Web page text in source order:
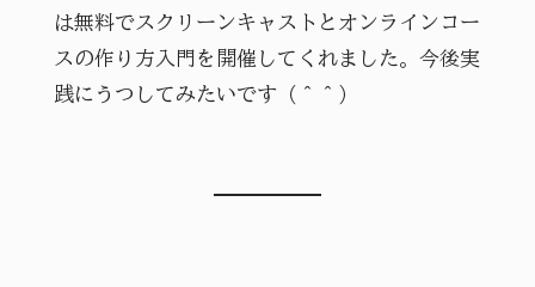
は無料でスクリーンキャストとオンラインコー
スの作り方入門を開催してくれました。今後実
践にうつしてみたいです（＾＾）